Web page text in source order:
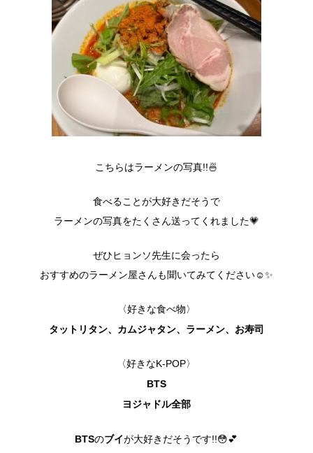
こちらはラーメンの写真!!🍜
食べることが大好きだそうで
ラーメンの写真をたくさん送ってくれました💗
ぜひヒョンソ先生に会ったら
おすすめのラーメン屋さんも聞いてみてください☺️✨
〈好きな食べ物〉
タットリタン、カムジャタン、ラーメン、お寿司
〈好きなK-POP〉
BTS
ヨジャドル全部
BTSのブイが大好きだそうです!!😳💕